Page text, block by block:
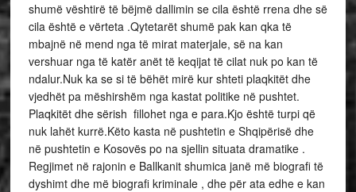
shumë vështirë të bëjmë dallimin se cila është rrena dhe së
cila është e vërteta .Qytetarët shumë pak kan qka të
mbajnë në mend nga të mirat materjale, së na kan
vershuar nga të katër anët të keqijat të cilat nuk po kan të
ndalur.Nuk ka se si të bëhët mirë kur shteti plaqkitët dhe
vjedhët pa mëshirshëm nga kastat politike në pushtet.
Plaqkitët dhe sërish fillohet nga e para.Kjo është turpi që
nuk lahët kurrë.Këto kasta në pushtetin e Shqipërisë dhe
në pushtetin e Kosovës po na sjellin situata dramatike .
Regjimet në rajonin e Ballkanit shumica janë më biografi të
dyshimt dhe më biografi kriminale , dhe për ata edhe e kan